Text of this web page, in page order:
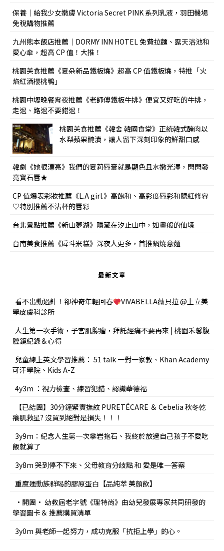
保養｜給我少女嫩膚 Victoria Secret PINK 系列乳液，羽田機場
免稅購物推薦
九州熊本飯店推薦｜DORMY INN HOTEL 免費拉麵、露天浴池和
愛心傘，超高 CP 值！大推！
桃園美食推薦《夏朵新品鐵板燒》超高 CP 值鐵板燒，特推「火
焰紅酒櫻桃鴨」
桃園中壢晚餐宵夜推薦《老師傅鐵板牛排》便宜又好吃的牛排，
走過、路過不要錯過！
桃園美食推薦《韓舍 韓國食堂》正統韓式醃肉以
水梨蘋果醃漬，讓人留下深刻印象的鮮甜口感
韓劇《她很漂亮》我們的夏莉唇膏就是顯色且水嫩光澤，閃閃發
亮寶石唇★
CP 值爆表彩妝推薦《L.A girl.》高飽和、高彩度唇彩和腮紅修容
♡特別推薦不沾杯的唇彩
台北景點推薦《新山夢湖》隱藏在汐止山中，如畫般的仙境
台南美食推薦《戽斗米糕》深夜人更多，首推鍋燒意麵
最新文章
看不出動過針！卻神奇年輕回春
VIVABELLA薇貝拉 @上立美
學皮膚科診所
人生第一次手術，子宮肌腺瘤，拜託經痛不要再來 | 桃園禾馨腹
腔鏡紀錄＆心得
兒童線上英文學習推薦： 51 talk 一對一家教、Khan Academy
可汗學院、Kids A-Z
4y3m ：視力檢查、練習犯錯、認識華德福
【已結團】30分鐘緊實撫紋 PURETÉCARE ＆ Cebelia 秋冬乾
癢肌救星? 沒買到絕對是損失！！！
3y9m：紀念人生第一次攀岩抱石、我終於放過自己孩子不愛吃
飯就算了
3y8m 哭到停不下來、父母教育分歧點 和 愛是唯一答案
重度運動族群喝的膠原蛋白【品純萃 美顏飲】
•開團• 幼教屆老字號《理特尚》由幼兒發展專家共同研發的
學習圖卡＆ 推薦購買清單
3y0m 與老師一起努力，成功克服「抗拒上學」的心。